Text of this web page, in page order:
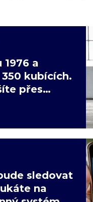
a
kubících.
přes
sledovat
na